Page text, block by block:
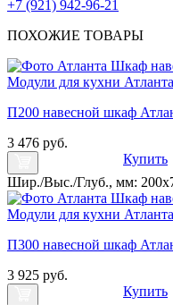
+7 (921) 942-96-21
ПОХОЖИЕ ТОВАРЫ
П200 навесной шкаф
3 476 руб.
Купить
Шир./Выс./Глуб., мм:
П300 навесной шкаф
3 925 руб.
Купить